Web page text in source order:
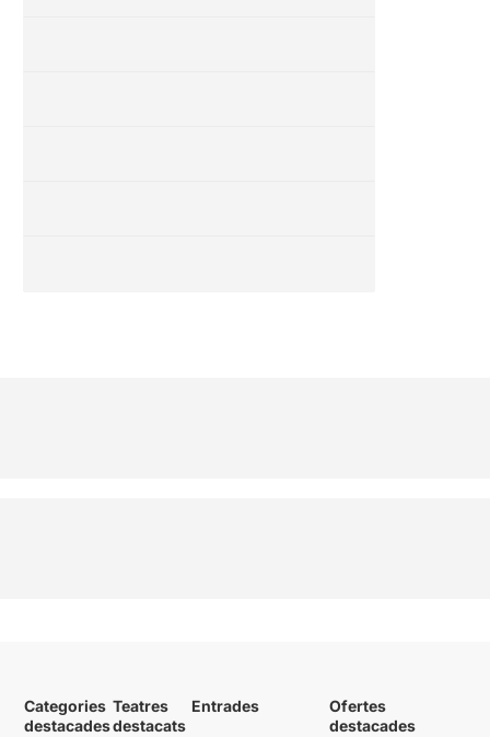
Categories
destacades
Teatres
destacats
Entrades
Ofertes
destacades